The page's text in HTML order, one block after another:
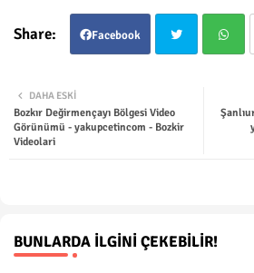
Facebook
ter tsap
DAHA ESKI
Bozkır Değirmençayı Bölgesi Video
Görünümü - yakupcetincom - Bozkir
Videolari
BUNLARDA İLGINI ÇEKEBILIR!